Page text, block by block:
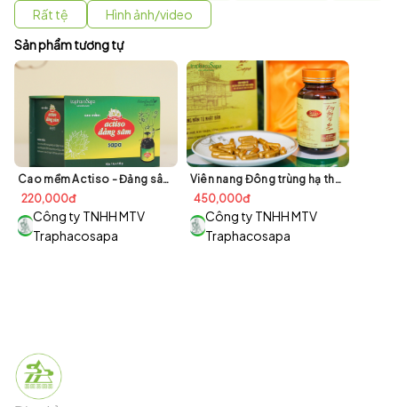
Rất tệ
Hình ảnh/video
Sản phẩm tương tự
Cao mềm Actiso - Đảng sâm Sapa
220,000đ
Công ty TNHH MTV
Traphacosapa
Viên nang Đông trùng hạ thảo Sapa
450,000đ
Công ty TNHH MTV
Traphacosapa